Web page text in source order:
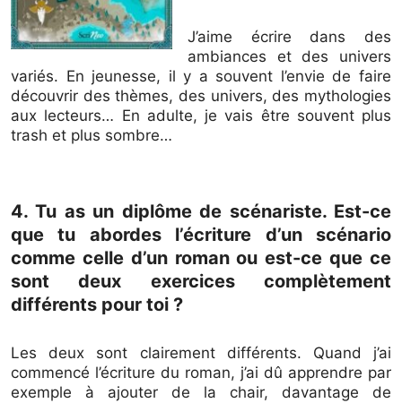
J’aime écrire dans des
ambiances et des univers
variés. En jeunesse, il y a souvent l’envie de faire
découvrir des thèmes, des univers, des mythologies
aux lecteurs… En adulte, je vais être souvent plus
trash et plus sombre…
4. Tu as un diplôme de scénariste. Est-ce
que tu abordes l’écriture d’un scénario
comme celle d’un roman ou est-ce que ce
sont deux exercices complètement
différents pour toi ?
Les deux sont clairement différents. Quand j’ai
commencé l’écriture du roman, j’ai dû apprendre par
exemple à ajouter de la chair, davantage de